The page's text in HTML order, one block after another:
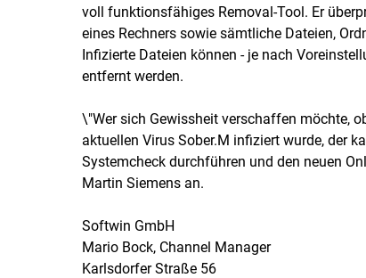
voll funktionsfähiges Removal-Tool. Er
eines Rechners sowie sämtliche Dateien,
Infizierte Dateien können - je nach
entfernt werden.
\"Wer sich Gewissheit verschaffen möchte,
aktuellen Virus Sober.M infiziert wurde, der
Systemcheck durchführen und den neuen
Martin Siemens an.
Softwin GmbH
Mario Bock, Channel Manager
Karlsdorfer Straße 56